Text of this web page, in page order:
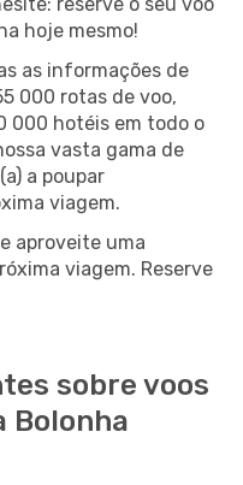
hoje mesmo!
as informações de
000 rotas de voo,
000 hotéis em todo o
vasta gama de
a poupar
viagem.
aproveite uma
viagem. Reserve
sobre voos
Bolonha